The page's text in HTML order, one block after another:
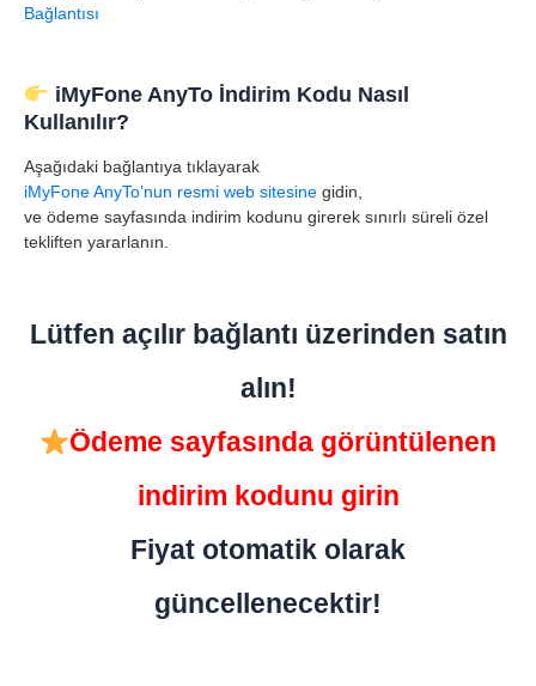
Bağlantısı
iMyFone AnyTo İndirim Kodu Nasıl
Kullanılır?
Aşağıdaki bağlantıya tıklayarak
iMyFone AnyTo’nun resmi web sitesine gidin,
ve ödeme sayfasında indirim kodunu girerek sınırlı süreli özel
tekliften yararlanın.
Lütfen açılır bağlantı üzerinden satın
alın!
Ödeme sayfasında görüntülenen
indirim kodunu girin
Fiyat otomatik olarak
güncellenecektir!